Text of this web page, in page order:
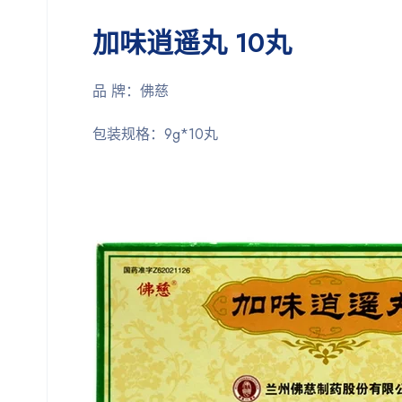
加味逍遥丸 10丸
品 牌：佛慈
包装规格： 9g*10丸 保